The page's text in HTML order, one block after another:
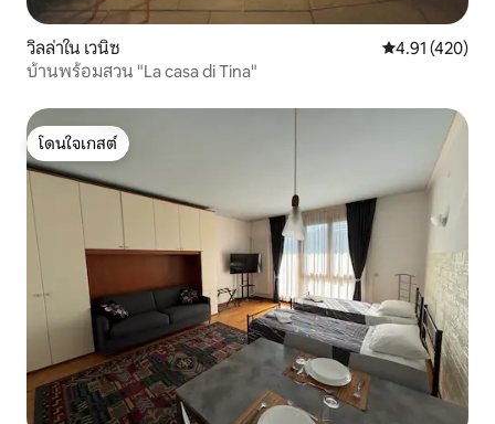
วิลล่าใน เวนิซ คะแนนเฉลี่ย
4.91 (420)
บ้านพร้อมสวน "La casa di Tina"
โดนใจเกสต์
โดนใจเกสต์